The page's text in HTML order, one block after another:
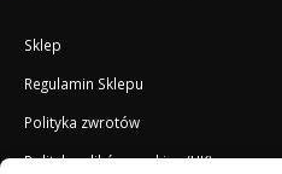
Sklep
Regulamin Sklepu
Polityka zwrotów
Polityka plików cookies (UK)